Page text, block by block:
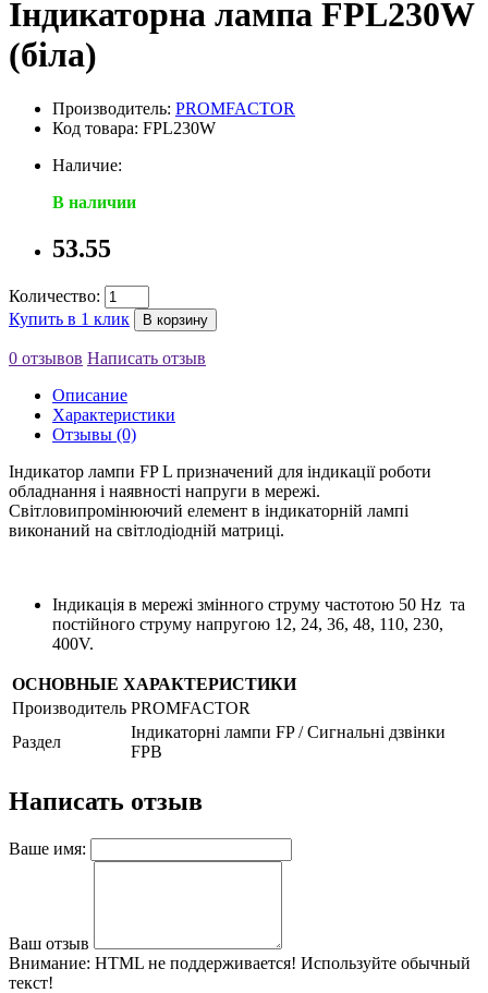
Індикаторна лампа FPL230W
(біла)
Производитель: PROMFACTOR
Код товара: FPL230W
Наличие:
В наличии
53.55
Количество:
Купить в 1 клик
В корзину
0 отзывов Написать отзыв
Описание
Характеристики
Отзывы (0)
Індикатор лампи FP L призначений для індикації роботи
обладнання і наявності напруги в мережі.
Світловипромінюючий елемент в індикаторній лампі
виконаний на світлодіодній матриці.
Індикація в мережі змінного струму частотою 50 Hz та
постійного струму напругою 12, 24, 36, 48, 110, 230,
400V.
ОСНОВНЫЕ ХАРАКТЕРИСТИКИ
Производитель PROMFACTOR
Раздел
Індикаторні лампи FP / Сигнальні дзвінки
FPB
Написать отзыв
Ваше имя:
Ваш отзыв
Внимание: HTML не поддерживается! Используйте обычный
текст!